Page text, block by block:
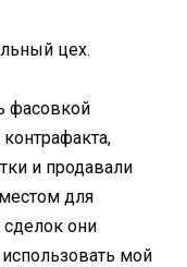
цех.
фасовкой
и продавали
для
они
мой